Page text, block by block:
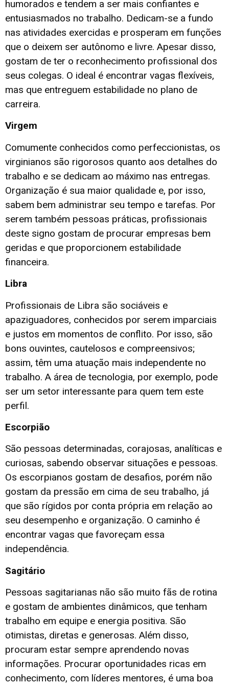
humorados e tendem a ser mais confiantes e
entusiasmados no trabalho. Dedicam-se a fundo
nas atividades exercidas e prosperam em funções
que o deixem ser autônomo e livre. Apesar disso,
gostam de ter o reconhecimento profissional dos
seus colegas. O ideal é encontrar vagas flexíveis,
mas que entreguem estabilidade no plano de
carreira.
Virgem
Comumente conhecidos como perfeccionistas, os
virginianos são rigorosos quanto aos detalhes do
trabalho e se dedicam ao máximo nas entregas.
Organização é sua maior qualidade e, por isso,
sabem bem administrar seu tempo e tarefas. Por
serem também pessoas práticas, profissionais
deste signo gostam de procurar empresas bem
geridas e que proporcionem estabilidade
financeira.
Libra
Profissionais de Libra são sociáveis e
apaziguadores, conhecidos por serem imparciais
e justos em momentos de conflito. Por isso, são
bons ouvintes, cautelosos e compreensivos;
assim, têm uma atuação mais independente no
trabalho. A área de tecnologia, por exemplo, pode
ser um setor interessante para quem tem este
perfil.
Escorpião
São pessoas determinadas, corajosas, analíticas e
curiosas, sabendo observar situações e pessoas.
Os escorpianos gostam de desafios, porém não
gostam da pressão em cima de seu trabalho, já
que são rígidos por conta própria em relação ao
seu desempenho e organização. O caminho é
encontrar vagas que favoreçam essa
independência.
Sagitário
Pessoas sagitarianas não são muito fãs de rotina
e gostam de ambientes dinâmicos, que tenham
trabalho em equipe e energia positiva. São
otimistas, diretas e generosas. Além disso,
procuram estar sempre aprendendo novas
informações. Procurar oportunidades ricas em
conhecimento, com líderes mentores, é uma boa